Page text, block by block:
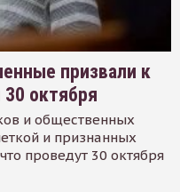
призвали к
октября
и общественных
и признанных
проведут 30 октября